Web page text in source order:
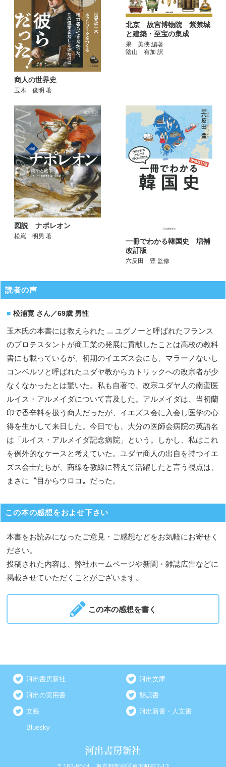
商人の世界史
玉木 俊明 著
北京 故宮博物院 紫禁城
と建築・至宝の集成
果 美侠 編著
陰山 有加 訳
図説 ナポレオン
松嶌 明男 著
一冊でわかる韓国史 増補
改訂版
六反田 豊 監修
読者の声
松浦寛 さん／69歳 男性
玉木氏の本書には教えられた ... ユグノーと呼ばれたフランス
のプロテスタントが商工業の発展に貢献したことは高校の教科
書にも載っているが、初期のイエズス会にも、マラーノないし
コンベルソと呼ばれたユダヤ教からカトリックへの改宗者が少
なくなかったとは驚いた。私も自著で、改宗ユダヤ人の南蛮医
ルイス・アルメイダについて言及した。アルメイダは、当初蘭
印で香辛料を扱う商人だったが、イエズス会に入会し医学の心
得を生かして来日した。今日でも、大分の医師会病院の英語名
は「ルイス・アルメイダ記念病院」という。しかし、私はこれ
を例外的なケースと考えていた。ユダヤ商人の出自を持つイエ
ズス会士たちが、商線を教線に替えて活躍したと言う視点は、
まさに〝目からウロコ〟だった。
この本の感想をおよせ下さい
本書をお読みになったご意見・ご感想などをお気軽にお寄せく
ださい。
投稿された内容は、弊社ホームページや新聞・雑誌広告などに
掲載させていただくことがございます。
この本の感想を書く
河出書房新社 河出文庫
河出の実用書 翻訳書
文藝 河出新書・人文書
Bluesky